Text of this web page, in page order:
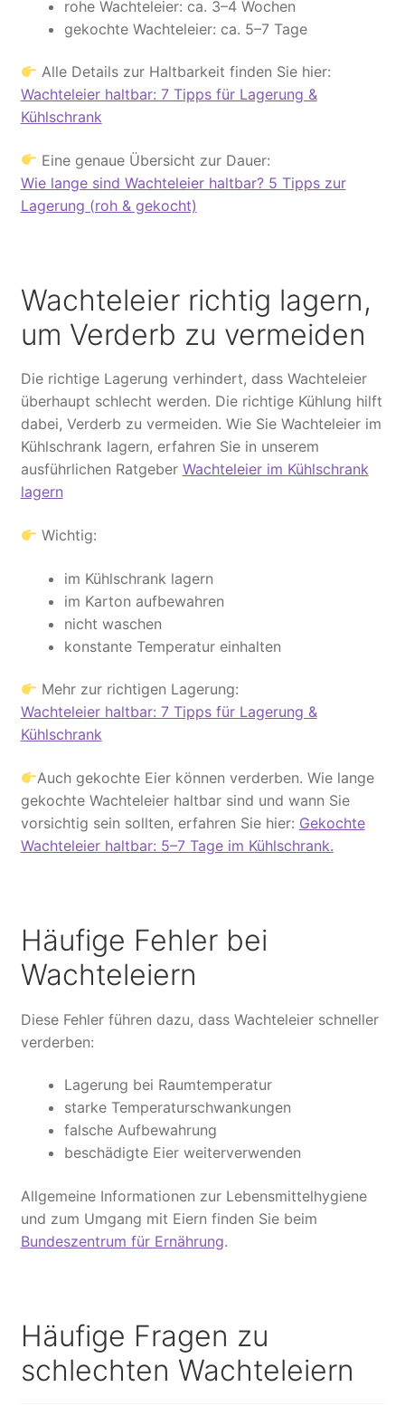
rohe Wachteleier: ca. 3–4 Wochen
gekochte Wachteleier: ca. 5–7 Tage
Alle Details zur Haltbarkeit finden Sie hier:
Wachteleier haltbar: 7 Tipps für Lagerung &
Kühlschrank
Eine genaue Übersicht zur Dauer:
Wie lange sind Wachteleier haltbar? 5 Tipps zur
Lagerung (roh & gekocht)
Wachteleier richtig lagern,
um Verderb zu vermeiden
Die richtige Lagerung verhindert, dass Wachteleier
überhaupt schlecht werden. Die richtige Kühlung hilft
dabei, Verderb zu vermeiden. Wie Sie Wachteleier im
Kühlschrank lagern, erfahren Sie in unserem
ausführlichen Ratgeber Wachteleier im Kühlschrank
lagern
Wichtig:
im Kühlschrank lagern
im Karton aufbewahren
nicht waschen
konstante Temperatur einhalten
Mehr zur richtigen Lagerung:
Wachteleier haltbar: 7 Tipps für Lagerung &
Kühlschrank
Auch gekochte Eier können verderben. Wie lange
gekochte Wachteleier haltbar sind und wann Sie
vorsichtig sein sollten, erfahren Sie hier: Gekochte
Wachteleier haltbar: 5–7 Tage im Kühlschrank.
Häufige Fehler bei
Wachteleiern
Diese Fehler führen dazu, dass Wachteleier schneller
verderben:
Lagerung bei Raumtemperatur
starke Temperaturschwankungen
falsche Aufbewahrung
beschädigte Eier weiterverwenden
Allgemeine Informationen zur Lebensmittelhygiene
und zum Umgang mit Eiern finden Sie beim
Bundeszentrum für Ernährung.
Häufige Fragen zu
schlechten Wachteleiern